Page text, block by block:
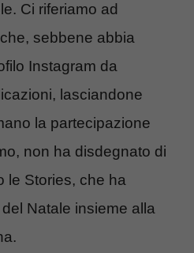
Ci riferiamo ad
che, sebbene abbia
Instagram da
lasciandone
la partecipazione
non ha disdegnato di
le Stories, che ha
Natale insieme alla